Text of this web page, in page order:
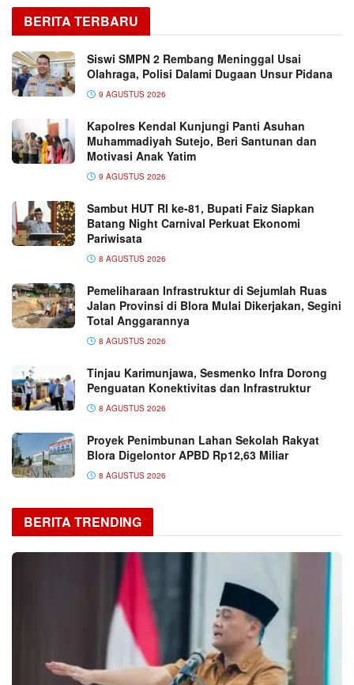
BERITA TERBARU
Siswi SMPN 2 Rembang Meninggal Usai
Olahraga, Polisi Dalami Dugaan Unsur Pidana
9 AGUSTUS 2026
Kapolres Kendal Kunjungi Panti Asuhan
Muhammadiyah Sutejo, Beri Santunan dan
Motivasi Anak Yatim
9 AGUSTUS 2026
Sambut HUT RI ke-81, Bupati Faiz Siapkan
Batang Night Carnival Perkuat Ekonomi
Pariwisata
8 AGUSTUS 2026
Pemeliharaan Infrastruktur di Sejumlah Ruas
Jalan Provinsi di Blora Mulai Dikerjakan, Segini
Total Anggarannya
8 AGUSTUS 2026
Tinjau Karimunjawa, Sesmenko Infra Dorong
Penguatan Konektivitas dan Infrastruktur
8 AGUSTUS 2026
Proyek Penimbunan Lahan Sekolah Rakyat
Blora Digelontor APBD Rp12,63 Miliar
8 AGUSTUS 2026
BERITA TRENDING